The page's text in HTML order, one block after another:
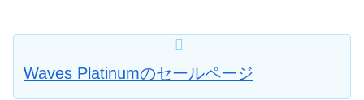
Waves Platinumのセールページ